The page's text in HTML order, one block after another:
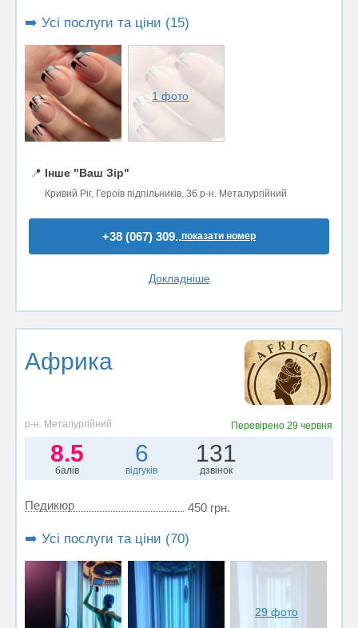
➡️ Усі послуги та ціни (15)
1 фото
📍 Інше "Ваш Зір"
Кривий Ріг, Героїв підпільників, 36 р-н. Металургійний
+38 (067) 309..показати номер
Докладніше
Африка
р-н. Металургійний Перевірено29 червня
8.5
балів
6
відгуків
131
дзвінок
Педикюр 450 грн.
➡️ Усі послуги та ціни (70)
29 фото